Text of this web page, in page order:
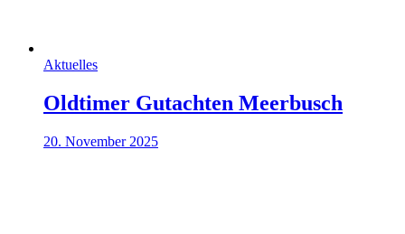
Aktuelles
Oldtimer Gutachten Meerbusch
20. November 2025